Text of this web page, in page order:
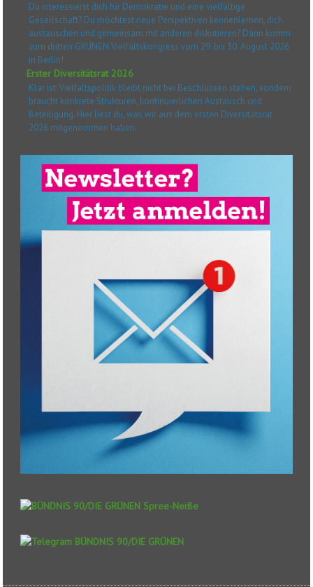
Du interessierst dich für Demokratie und eine vielfältige
Gesellschaft? Du möchtest neue Perspektiven kennenlernen, dich
austauschen und gemeinsam mit anderen diskutieren? Dann komm
zum dritten GRÜNEN Vielfaltskongress vom 29. bis 30. August 2026
in Berlin!
Erster Diversitätsrat 2026
Klar ist: Vielfaltspolitik bleibt nicht bei Beschlüssen stehen, sondern
braucht konkrete Strukturen, kontinuierlichen Austausch und
Beteiligung. Hier liest du, was wir aus dem ersten Diversitätsrat
2026 mitgenommen haben.